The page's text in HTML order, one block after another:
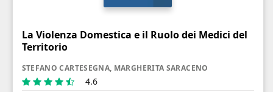
La Violenza Domestica e il Ruolo dei Medici del
Territorio
STEFANO CARTESEGNA, MARGHERITA SARACENO
4.6